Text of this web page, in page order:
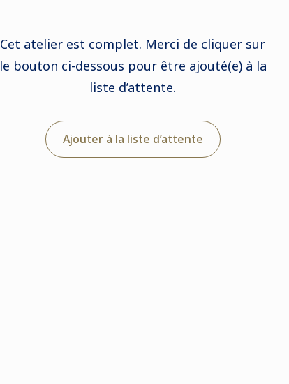
Cet atelier est complet. Merci de cliquer sur
le bouton ci-dessous pour être ajouté(e) à la
liste d’attente.
Ajouter à la liste d’attente